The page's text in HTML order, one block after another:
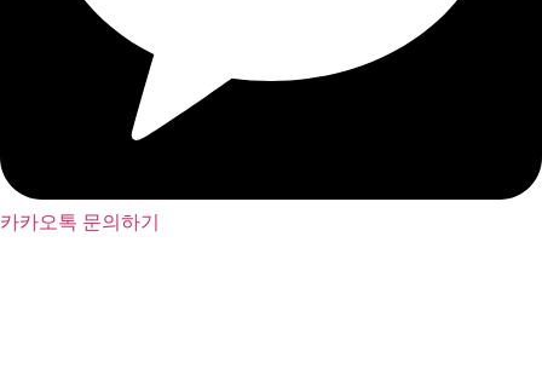
카카오톡 문의하기